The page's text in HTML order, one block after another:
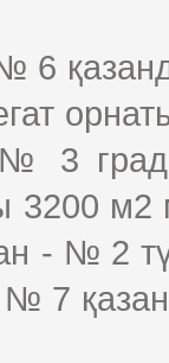
6
3200
- № 2
7